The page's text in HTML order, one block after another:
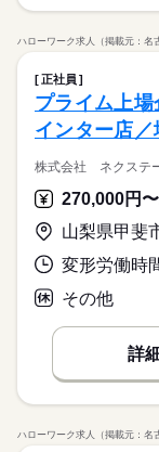
ハローワーク求人（掲載元：名
正社員
プライム上
インター店／
株式会社 ネクステ
山梨県甲斐
その他
詳
ハローワーク求人（掲載元：名